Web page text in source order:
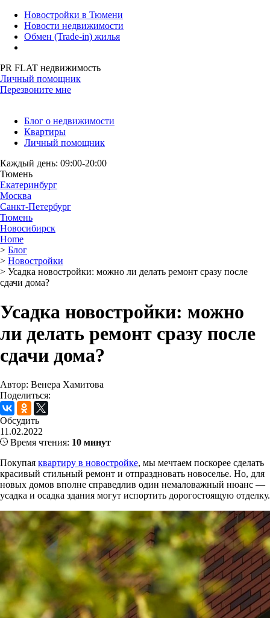
Новостройки в Тюмени
Новости недвижимости
Обмен (Trade-in) жилья
PR FLAT недвижимость
Личный помощник
Перезвоните мне
Блог о недвижимости
Квартиры
Личный помощник
Каждый день: 09:00-20:00
Тюмень
Екатеринбург
Москва
Санкт-Петербург
Тюмень
Новосибирск
Home
> Блог
> Новостройки
> Усадка новостройки: можно ли делать ремонт сразу после
сдачи дома?
Усадка новостройки: можно
ли делать ремонт сразу после
сдачи дома?
Автор: Венера Хамитова
Поделиться:
Обсудить
11.02.2022
Время чтения: 10 минут
Покупая квартиру в новостройке, мы мечтаем поскорее сделать
красивый стильный ремонт и отпраздновать новоселье. Но, для
новых домов вполне справедлив один немаловажный нюанс —
усадка и осадка здания могут испортить дорогостоящую отделку.